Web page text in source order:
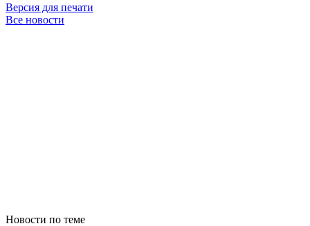
Версия для печати
Все новости
Новости по теме